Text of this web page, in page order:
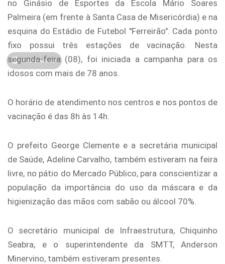
1min restante
no Ginásio de Esportes da Escola Mário Soares
Palmeira (em frente à Santa Casa de Misericórdia) e na
esquina do Estádio de Futebol "Ferreirão". Cada ponto
fixo possui três estações de vacinação. Nesta
segunda-feira (08), foi iniciada a campanha para os
idosos com mais de 78 anos.
O horário de atendimento nos centros e nos pontos de
vacinação é das 8h às 14h.
O prefeito George Clemente e a secretária municipal
de Saúde, Adeline Carvalho, também estiveram na feira
livre, no pátio do Mercado Público, para conscientizar a
população da importância do uso da máscara e da
higienização das mãos com sabão ou álcool 70%.
O secretário municipal de Infraestrutura, Chiquinho
Seabra, e o superintendente da SMTT, Anderson
Minervino, também estiveram presentes.